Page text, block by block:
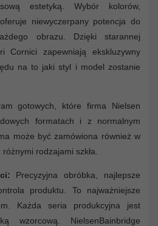
estetyką. Wybór kolorów,
niewyczerpany potencja do
obrazu. Dzięki starannej
Cornici zapewniają ekskluzywny
na to jaki styl i model zostanie
gotowych, które firma Nielsen
formatach i z normalnym
może być zamówiona również w
rodzajami szkła.
Precyzyjna obróbka, najlepsze
produktu. To najważniejsze
Każda seria produkcyjna jest
wzorcową. NielsenBainbridge